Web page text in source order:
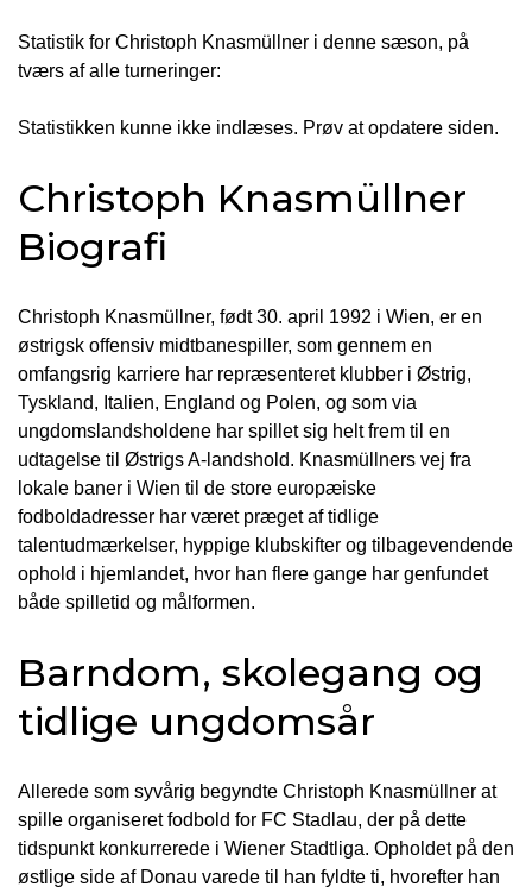
Statistik for Christoph Knasmüllner i denne sæson, på
tværs af alle turneringer:
Statistikken kunne ikke indlæses. Prøv at opdatere siden.
Christoph Knasmüllner
Biografi
Christoph Knasmüllner, født 30. april 1992 i Wien, er en
østrigsk offensiv midtbanespiller, som gennem en
omfangsrig karriere har repræsenteret klubber i Østrig,
Tyskland, Italien, England og Polen, og som via
ungdomslandsholdene har spillet sig helt frem til en
udtagelse til Østrigs A-landshold. Knasmüllners vej fra
lokale baner i Wien til de store europæiske
fodboldadresser har været præget af tidlige
talentudmærkelser, hyppige klubskifter og tilbagevendende
ophold i hjemlandet, hvor han flere gange har genfundet
både spilletid og målformen.
Barndom, skolegang og
tidlige ungdomsår
Allerede som syvårig begyndte Christoph Knasmüllner at
spille organiseret fodbold for FC Stadlau, der på dette
tidspunkt konkurrerede i Wiener Stadtliga. Opholdet på den
østlige side af Donau varede til han fyldte ti, hvorefter han